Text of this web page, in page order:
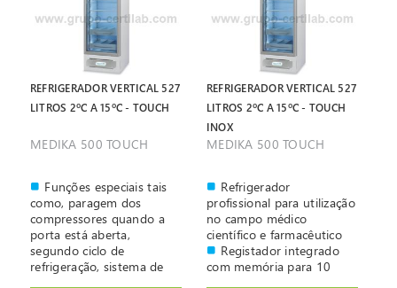
Porta de vidro anti-
embaciamento, com 3
camadas de vidro
Controlo digital por
microprocessador 'ECT-F
Control' com resolução de
Porta de vidro anti-
embaciamento, com 3
camadas de vidro
Controlo digital por
microprocessador 'ECT-F
Control' com resolução de
REFRIGERADOR VERTICAL 527
LITROS 2ºC A 15ºC - TOUCH
MEDIKA 500 TOUCH
Funções especiais tais
como, paragem dos
compressores quando a
porta está aberta,
segundo ciclo de
refrigeração, sistema de
REFRIGERADOR VERTICAL 527
LITROS 2ºC A 15ºC - TOUCH
INOX
MEDIKA 500 TOUCH
Refrigerador
profissional para utilização
no campo médico
científico e farmacêutico
Registador integrado
com memória para 10